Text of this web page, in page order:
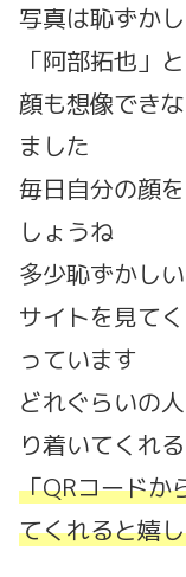
写真は恥ずか
「阿部拓也」
顔も想像でき
ました
毎日自分の顔
しょうね
多少恥ずかし
サイトを見て
っています
どれぐらいの
り着いてくれ
「QRコードか
てくれると嬉